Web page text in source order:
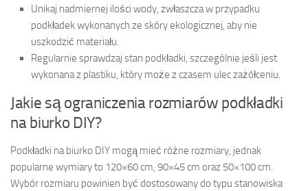
Unikaj nadmiernej ilości wody, zwłaszcza w przypadku
podkładek wykonanych ze skóry ekologicznej, aby nie
uszkodzić materiału.
Regularnie sprawdzaj stan podkładki, szczególnie jeśli jest
wykonana z plastiku, który może z czasem ulec zażółceniu.
Jakie są ograniczenia rozmiarów podkładki
na biurko DIY?
Podkładki na biurko DIY mogą mieć różne rozmiary, jednak
popularne wymiary to 120×60 cm, 90×45 cm oraz 50×100 cm.
Wybór rozmiaru powinien być dostosowany do typu stanowiska